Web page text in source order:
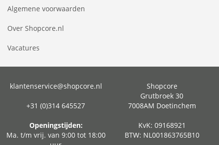
Algemene voorwaarden
Over Shopcore.nl
Vacatures
klantenservice@shopcore.nl
+31 (0)314 645527
Openingstijden:
Ma. t/m vrij. van 9:00 tot 18:00
Shopcore
Grutbroek 30
7008AM Doetinchem
KvK: 09168921
BTW: NL001863765B10